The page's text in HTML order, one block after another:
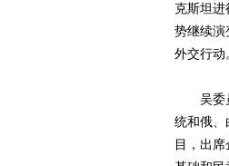
克斯坦进
势继续演
外交行动
吴委员
统和俄、
目，出